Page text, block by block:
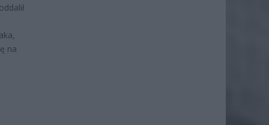
na